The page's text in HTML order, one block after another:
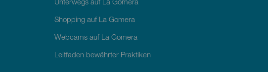
Unterwegs auf La Gomera
Shopping auf La Gomera
Webcams auf La Gomera
Leitfaden bewährter Praktiken